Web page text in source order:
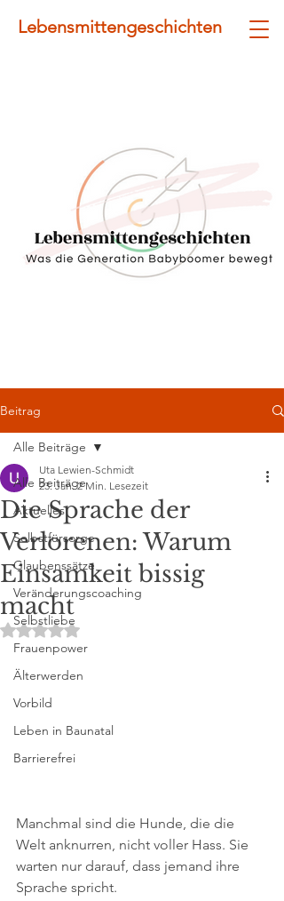
Lebensmittengeschichten
Beitrag
Alle Beiträge
Aktuelles
Selbstfürsorge
Glaubenssätze
Veränderungscoaching
Selbstliebe
Frauenpower
Älterwerden
Vorbild
Leben in Baunatal
Barrierefrei
Alle Beiträge
Die Sprache der
Verlorenen: Warum
Einsamkeit bissig
macht
Uta Lewien-Schmidt
23. Jan. 2 Min. Lesezeit
Mit NaN von 5 Sternen bewertet.
Manchmal sind die Hunde, die die
Welt anknurren, nicht voller Hass. Sie
warten nur darauf, dass jemand ihre
Sprache spricht.